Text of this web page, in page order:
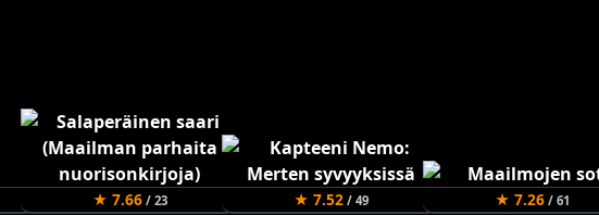
★ 7.66/ 23 ★ 7.52/ 49 ★ 7.26/ 61